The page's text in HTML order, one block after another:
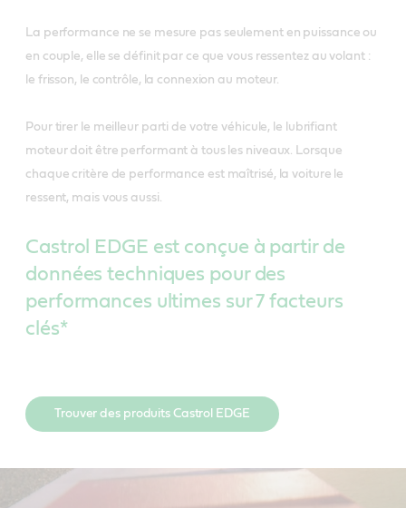
La performance ne se mesure pas seulement en puissance ou
en couple, elle se définit par ce que vous ressentez au volant :
le frisson, le contrôle, la connexion au moteur.
Pour tirer le meilleur parti de votre véhicule, le lubrifiant
moteur doit être performant à tous les niveaux. Lorsque
chaque critère de performance est maîtrisé, la voiture le
ressent, mais vous aussi.
Castrol EDGE est conçue à partir de
données techniques pour des
performances ultimes sur 7 facteurs
clés*
Trouver des produits Castrol EDGE